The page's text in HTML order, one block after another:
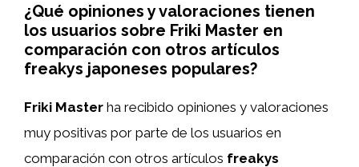
¿Qué opiniones y valoraciones tienen
los usuarios sobre Friki Master en
comparación con otros artículos
freakys japoneses populares?
Friki Master ha recibido opiniones y valoraciones
muy positivas por parte de los usuarios en
comparación con otros artículos freakys